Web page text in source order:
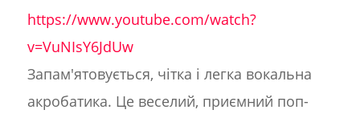
https://www.youtube.com/watch?
v=VuNIsY6JdUw
Запам'ятовується, чітка і легка вокальна
акробатика. Це веселий, приємний поп-